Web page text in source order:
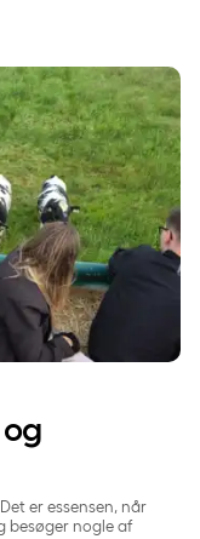
er essensen, når
besøger nogle af